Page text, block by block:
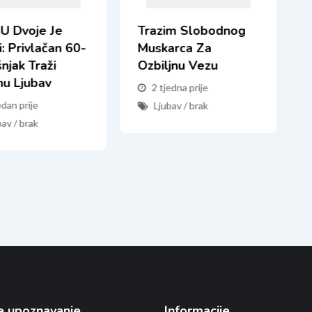
Dvoje Je
Privlačan 60-
Traži
Ljubav
prije
/ brak
Trazim Slobodnog
Muskarca Za
Ozbiljnu Vezu
2 tjedna prije
Ljubav / brak